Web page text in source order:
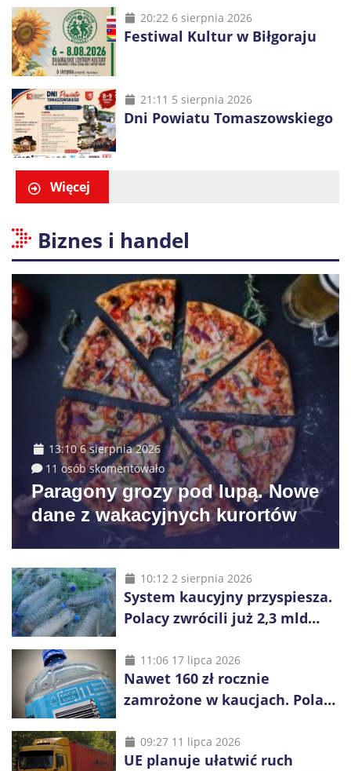
20:22 6 sierpnia 2026
Festiwal Kultur w Biłgoraju
21:11 5 sierpnia 2026
Dni Powiatu Tomaszowskiego
Więcej
Biznes i handel
13:10 6 sierpnia 2026
11 osób skomentowało
Paragony grozy pod lupą. Nowe
dane z wakacyjnych kurortów
10:12 2 sierpnia 2026
System kaucyjny przyspiesza.
Polacy zwrócili już 2,3 mld
11:06 17 lipca 2026
Nawet 160 zł rocznie
zamrożone w kaucjach. Polacy
vouchery
09:27 11 lipca 2026
UE planuje ułatwić ruch